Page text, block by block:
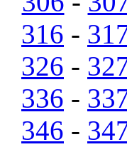
316 -
326 -
336 -
346 -